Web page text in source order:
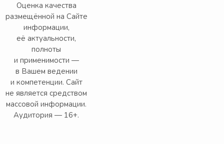
Оценка качества
размещённой на Сайте
информации,
её актуальности,
полноты
и применимости —
в Вашем ведении
и компетенции. Сайт
не является средством
массовой информации.
Аудитория — 16+.